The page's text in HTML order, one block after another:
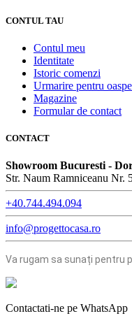
CONTUL TAU
Contul meu
Identitate
Istoric comenzi
Urmarire pentru
Magazine
Formular de contact
CONTACT
Showroom Bucuresti -
Str. Naum Ramniceanu Nr.
+40.744.494.094
info@progettocasa.ro
Va rugam sa sunați pentru
Contactati-ne pe WhatsApp